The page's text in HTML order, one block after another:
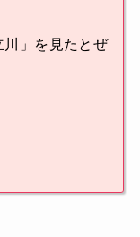
」を見たとぜ